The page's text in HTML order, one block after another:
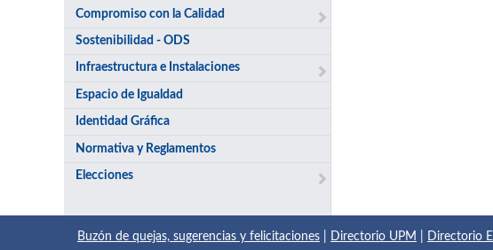
Compromiso con la Calidad
Sostenibilidad - ODS
Infraestructura e Instalaciones
Espacio de Igualdad
Identidad Gráfica
Normativa y Reglamentos
Elecciones
Buzón de quejas, sugerencias y felicitaciones Directorio UPM Directorio